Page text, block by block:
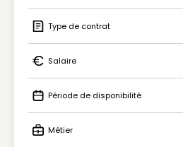
Icon Lieu de la mission
Icon Type de contrat
Type de contrat
Icon Salaire
Salaire
Icon Période de disponibilité
Période de disponibilité
Métier